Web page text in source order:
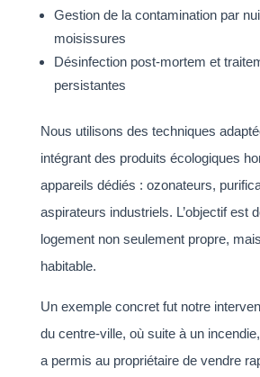
Gestion de la contamination par
moisissures
Désinfection post-mortem et
persistantes
Nous utilisons des techniques
intégrant des produits écologiques
appareils dédiés : ozonateurs,
aspirateurs industriels. L’objectif est
logement non seulement propre,
habitable.
Un exemple concret fut notre
du centre-ville, où suite à un
a permis au propriétaire de vendre